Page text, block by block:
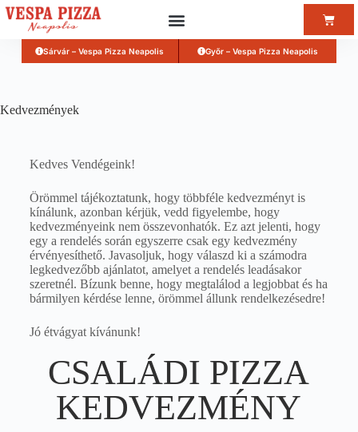
Sárvár – Vespa Pizza Neapolis Győr – Vespa Pizza Neapolis
Kedvezmények
Kedves Vendégeink!
Örömmel tájékoztatunk, hogy többféle kedvezményt is
kínálunk, azonban kérjük, vedd figyelembe, hogy
kedvezményeink nem összevonhatók. Ez azt jelenti, hogy
egy a rendelés során egyszerre csak egy kedvezmény
érvényesíthető. Javasoljuk, hogy válaszd ki a számodra
legkedvezőbb ajánlatot, amelyet a rendelés leadásakor
szeretnél. Bízunk benne, hogy megtalálod a legjobbat és ha
bármilyen kérdése lenne, örömmel állunk rendelkezésedre!
Jó étvágyat kívánunk!
CSALÁDI PIZZA
KEDVEZMÉNY